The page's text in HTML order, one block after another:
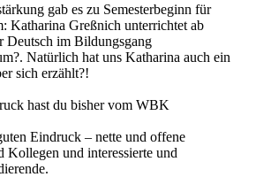
gab es zu Semesterbeginn für
Katharina Greßnich unterrichtet ab
Deutsch im Bildungsgang
?. Natürlich hat uns Katharina auch ein
sich erzählt?!⁣⁣
hast du bisher vom WBK
Eindruck – nette und offene
Kollegen und interessierte und